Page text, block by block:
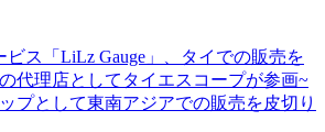
ス「LiLz Gauge」、タイでの販売を
代理店としてタイエスコープが参画~
プとして東南アジアでの販売を皮切り